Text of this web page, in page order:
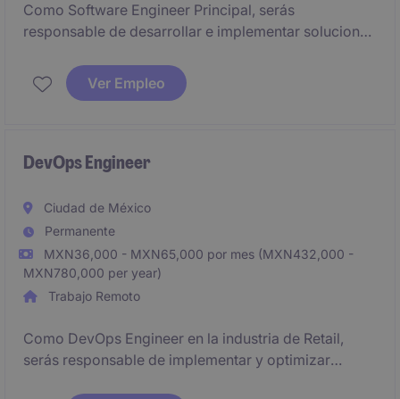
Como Software Engineer Principal, serás
responsable de desarrollar e implementar soluciones
experiencia del usuario. Este puesto permanente
ofrece la oportunidad de trabajar en proyectos
Ver Empleo
DevOps Engineer
Ciudad de México
Permanente
MXN36,000 - MXN65,000 por mes (MXN432,000 -
MXN780,000 per year)
Trabajo Remoto
Como DevOps Engineer en la industria de Retail,
serás responsable de implementar y optimizar